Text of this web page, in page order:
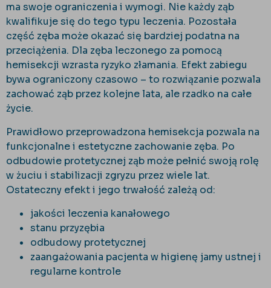
ma swoje ograniczenia i wymogi. Nie każdy ząb
kwalifikuje się do tego typu leczenia. Pozostała
część zęba może okazać się bardziej podatna na
przeciążenia. Dla zęba leczonego za pomocą
hemisekcji wzrasta ryzyko złamania. Efekt zabiegu
bywa ograniczony czasowo – to rozwiązanie pozwala
zachować ząb przez kolejne lata, ale rzadko na całe
życie.
Prawidłowo przeprowadzona hemisekcja pozwala na
funkcjonalne i estetyczne zachowanie zęba. Po
odbudowie protetycznej ząb może pełnić swoją rolę
w żuciu i stabilizacji zgryzu przez wiele lat.
Ostateczny efekt i jego trwałość zależą od:
jakości leczenia kanałowego
stanu przyzębia
odbudowy protetycznej
zaangażowania pacjenta w higienę jamy ustnej i
regularne kontrole